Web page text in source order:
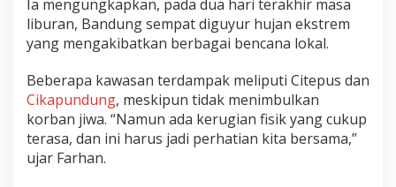
o
m
e
e
o
r
o
Ia mengungkapkan, pada dua hari terakhir masa
liburan, Bandung sempat diguyur hujan ekstrem
yang mengakibatkan berbagai bencana lokal.
Beberapa kawasan terdampak meliputi Citepus dan
Cikapundung, meskipun tidak menimbulkan
korban jiwa. “Namun ada kerugian fisik yang cukup
terasa, dan ini harus jadi perhatian kita bersama,”
ujar Farhan.